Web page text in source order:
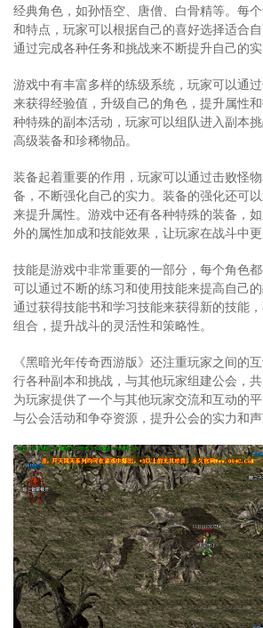
经典角色，如孙悟空、唐僧、白骨精等。每
和特点，玩家可以根据自己的喜好选择适合
通过完成各种任务和挑战来不断提升自己的实
游戏中有丰富多样的练级系统，玩家可以通
来获得经验值，升级自己的角色，提升属性
种特殊的副本活动，玩家可以组队进入副本
高级装备和珍稀物品。
装备起着重要的作用，玩家可以通过击败怪
备，不断强化自己的实力。装备的强化还可
来提升属性。游戏中还有各种特殊的装备，
外的属性加成和技能效果，让玩家在战斗中更
技能是游戏中非常重要的一部分，每个角色
可以通过不断的练习和使用技能来提高自己
通过获得技能书和学习技能来获得新的技能
组合，提升战斗的灵活性和策略性。
《黑暗光年传奇西游版》还注重玩家之间的
行各种副本和挑战，与其他玩家组建公会，
为玩家提供了一个与其他玩家交流和互动的
与公会活动和争夺资源，提升公会的实力和声